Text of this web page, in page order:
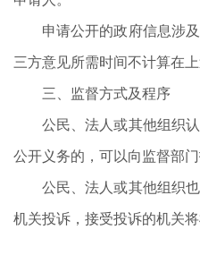
申请公开的政府信息涉
三方意见所需时间不计算在上
三、监督方式及程序
公民、法人或其他组织
公开义务的，可以向监督部门
公民、法人或其他组织
机关投诉，接受投诉的机关